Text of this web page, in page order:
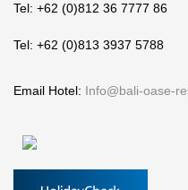
Tel: +62 (0)812 36 7777 86
Tel: +62 (0)813 3937 5788
Email Hotel: Info@bali-oase-